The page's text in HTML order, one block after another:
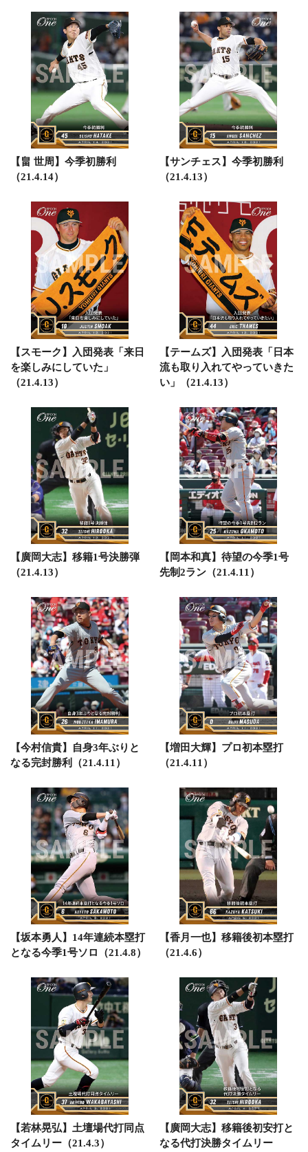
【畠 世周】今季初勝利
（21.4.14）
【サンチェス】今季初勝利
（21.4.13）
【スモーク】入団発表「来日
を楽しみにしていた」
（21.4.13）
【テームズ】入団発表「日本
流も取り入れてやっていきた
い」（21.4.13）
【廣岡大志】移籍1号決勝弾
（21.4.13）
【岡本和真】待望の今季1号
先制2ラン（21.4.11）
【今村信貴】自身3年ぶりと
なる完封勝利（21.4.11）
【増田大輝】プロ初本塁打
（21.4.11）
【坂本勇人】14年連続本塁打
となる今季1号ソロ（21.4.8）
【香月一也】移籍後初本塁打
（21.4.6）
【若林晃弘】土壇場代打同点
タイムリー（21.4.3）
【廣岡大志】移籍後初安打と
なる代打決勝タイムリー